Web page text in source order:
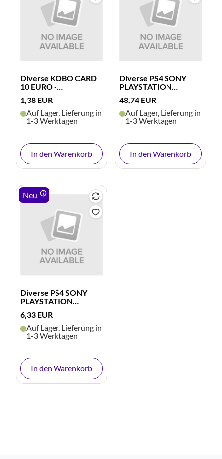
Diverse KOBO CARD
10 EURO -
1,38 EUR
Auf Lager, Lieferung in
1-3 Werktagen
In den Warenkorb
Diverse PS4 SONY
PLAYSTATION
48,74 EUR
Auf Lager, Lieferung in
1-3 Werktagen
In den Warenkorb
Diverse PS4 SONY
PLAYSTATION
6,33 EUR
Auf Lager, Lieferung in
1-3 Werktagen
In den Warenkorb
Neu